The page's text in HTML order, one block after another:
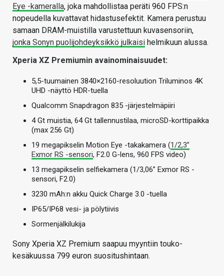
Eye -kameralla, joka mahdollistaa peräti 960 FPS:n
nopeudella kuvattavat hidastusefektit. Kamera perustuu
samaan DRAM-muistilla varustettuun kuvasensoriin,
jonka Sonyn puolijohdeyksikkö julkaisi helmikuun alussa.
Xperia XZ Premiumin avainominaisuudet:
5,5-tuumainen 3840×2160-resoluution Triluminos 4K
UHD -näyttö HDR-tuella
Qualcomm Snapdragon 835 -järjestelmäpiiri
4 Gt muistia, 64 Gt tallennustilaa, microSD-korttipaikka
(max 256 Gt)
19 megapikselin Motion Eye -takakamera (1/2,3”
Exmor RS -sensori, F2.0 G-lens, 960 FPS video)
13 megapikselin selfiekamera (1/3,06” Exmor RS -
sensori, F2.0)
3230 mAh:n akku Quick Charge 3.0 -tuella
IP65/IP68 vesi- ja pölytiivis
Sormenjälkilukija
Sony Xperia XZ Premium saapuu myyntiin touko-
kesäkuussa 799 euron suositushintaan.